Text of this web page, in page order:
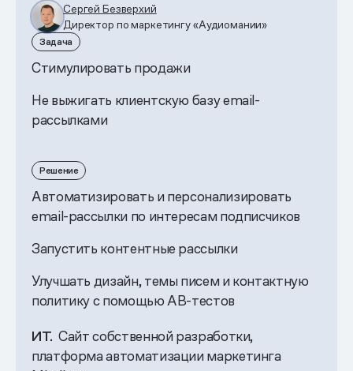
Сергей Безверхий
Директор по маркетингу «Аудиомании»
Задача
Стимулировать продажи
Не выжигать клиентскую базу email-
рассылками
Решение
Автоматизировать и персонализировать
email-рассылки по интересам подписчиков
Запустить контентные рассылки
Улучшать дизайн, темы писем и контактную
политику с помощью AB-тестов
ИТ.Сайт собственной разработки,
платформа автоматизации маркетинга